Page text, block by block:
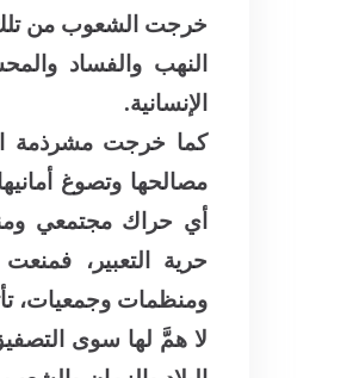
خرجت الشعوب من تلك
النهب والفساد
الإنسانية.
كما خرجت مشرذمة
مصالحها وتصوغ
أي حراك مجتمعي
حرية التعبير،
ومنظمات وجمعيات،
لا همَّ لها سوى